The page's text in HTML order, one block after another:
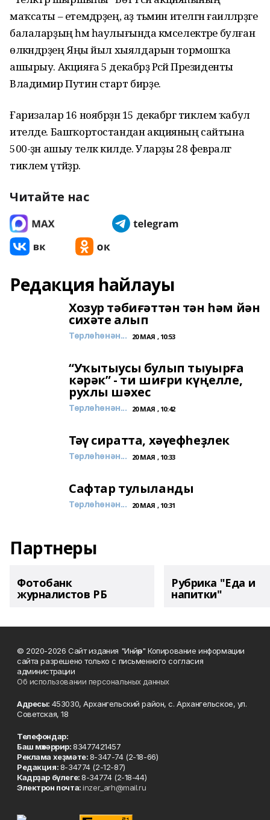
маҡсаты – етемдәрҙең, аҙ тәьмин ителгән ғаиләләрҙәге
балаларҙың һәм һаулығында кәмселектәре булған
өлкәндәрҙең Яңы йыл хыялдарын тормошҡа
ашырыу. Акцияға 5 декабрҙә Рәсәй Президенты
Владимир Путин старт бирҙе.
Ғаризалар 16 ноябрҙән 15 декабргә тиклем ҡабул
ителде. Башҡортостандан акцияның сайтына
500-ҙән ашыу теләк килде. Уларҙы 28 февралгә
тиклем үтәйҙәр.
Читайте нас
Редакция һайлауы
Хозур тәбиғәттән тән һәм йән
сихәте алып
Төрлөһөнән... 20 МАЯ , 10:53
“Уҡытыусы булып тыуырға
кәрәк” - ти шиғри күңелле,
рухлы шәхес
Төрлөһөнән... 20 МАЯ , 10:42
Тәү сиратта, хәүефһеҙлек
Төрлөһөнән... 20 МАЯ , 10:33
Сафтар тулыланды
Төрлөһөнән... 20 МАЯ , 10:31
Партнеры
Фотобанк
журналистов РБ
Рубрика "Еда и
напитки"
© 2020-2026 Сайт издания "Инйәр" Копирование информации
сайта разрешено только с письменного согласия
администрации
Об использовании персональных данных
Адресы: 453030, Архангельский район, с. Архангельское, ул.
Советская, 18
Телефондар:
Баш мөхәррир:83477421457
Реклама хеҙмәте:8-347-74 (2-18-66)
Редакция:8-34774 (2-12-87)
Кадрҙар бүлеге:8-34774 (2-18-44)
Электрон почта:inzer_arh@mail.ru